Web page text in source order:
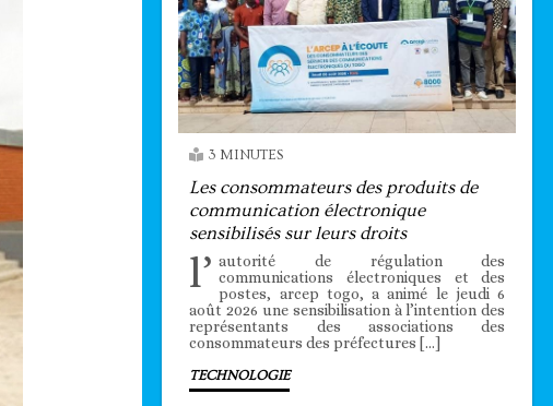
3 MINUTES
Les consommateurs des produits de
communication électronique
sensibilisés sur leurs droits
l’ autorité de régulation des
communications électroniques et des
postes, arcep togo, a animé le jeudi 6
août 2026 une sensibilisation à l’intention des
représentants des associations des
consommateurs des préfectures […]
TECHNOLOGIE